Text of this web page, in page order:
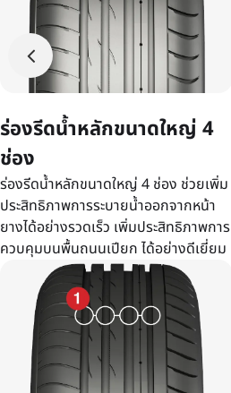
ร่องรีดน้ำหลักขนาดใหญ่ 4
ช่อง
ร่องรีดน้ำหลักขนาดใหญ่ 4 ช่อง ช่วยเพิ่ม
ประสิทธิภาพการระบายน้ำออกจากหน้า
ยางได้อย่างรวดเร็ว เพิ่มประสิทธิภาพการ
ควบคุมบนพื้นถนนเปียก ได้อย่างดีเยี่ยม